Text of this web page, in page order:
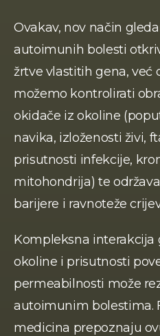
Ovakav, nov način
autoimunih bolesti
žrtve vlastitih gena, već
možemo kontrolirati
okidače iz okoline
navika, izloženosti živi,
prisutnosti infekcije,
mitohondrija) te
barijere i ravnoteže
Kompleksna interakcija
okoline i prisutnosti
permeabilnosti može
autoimunim bolestima.
medicina prepoznaju